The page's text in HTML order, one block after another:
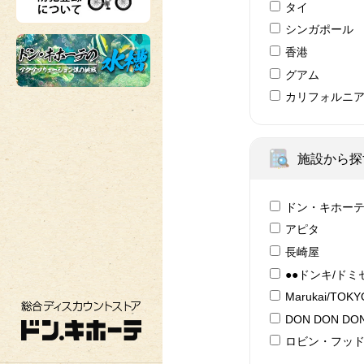
総合ディスカウントストア ドン・キホーテ
タイ
シンガポール
香港
グアム
カリフォルニ
施設から
ドン・キホー
アピタ
長崎屋
●●ドンキ/ドミ
Marukai/
DON DON
ロビン・フッ